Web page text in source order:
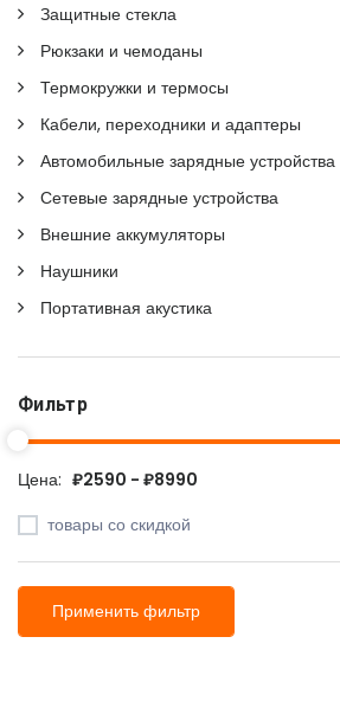
Защитные стекла
Рюкзаки и чемоданы
Термокружки и термосы
Кабели, переходники и адаптеры
Автомобильные зарядные устройства
Сетевые зарядные устройства
Внешние аккумуляторы
Наушники
Портативная акустика
Фильтр
Цена: ₽2590 - ₽8990
товары со скидкой
Применить фильтр